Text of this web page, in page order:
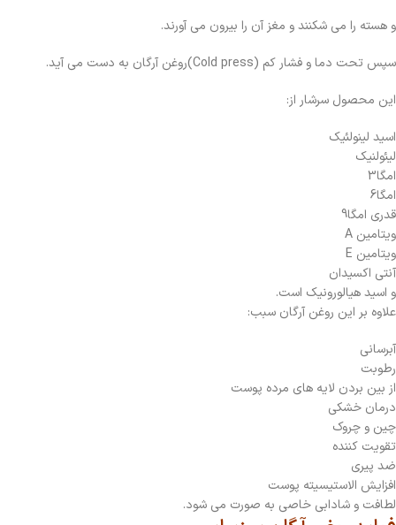
و هسته را می شکنند و مغز آن را بیرون می آورند.
سپس تحت دما و فشار کم (Cold press)روغن آرگان به دست می آید.
این محصول سرشار از:
اسید لینولئیک
لیئولنیک
امگا3
امگا6
قدری امگا9
ویتامین A
ویتامین E
آنتی اکسیدان
و اسید هیالورونیک است.
علاوه بر این روغن آرگان سبب:
آبرسانی
رطوبت
از بین بردن لایه های مرده پوست
درمان خشکی
چین و چروک
تقویت کننده
ضد پیری
افزایش الاستیسیته پوست
لطافت و شادابی خاصی به صورت می شود.